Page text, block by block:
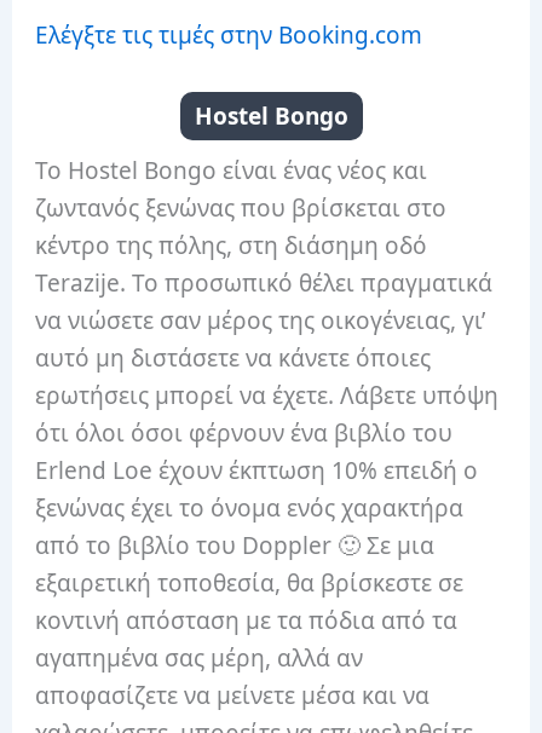
Ελέγξτε τις τιμές στην Booking.com
Hostel Bongo
Το Hostel Bongo είναι ένας νέος και
ζωντανός ξενώνας που βρίσκεται στο
κέντρο της πόλης, στη διάσημη οδό
Terazije. Το προσωπικό θέλει πραγματικά
να νιώσετε σαν μέρος της οικογένειας, γι’
αυτό μη διστάσετε να κάνετε όποιες
ερωτήσεις μπορεί να έχετε. Λάβετε υπόψη
ότι όλοι όσοι φέρνουν ένα βιβλίο του
Erlend Loe έχουν έκπτωση 10% επειδή ο
ξενώνας έχει το όνομα ενός χαρακτήρα
από το βιβλίο του Doppler 🙂 Σε μια
εξαιρετική τοποθεσία, θα βρίσκεστε σε
κοντινή απόσταση με τα πόδια από τα
αγαπημένα σας μέρη, αλλά αν
αποφασίζετε να μείνετε μέσα και να